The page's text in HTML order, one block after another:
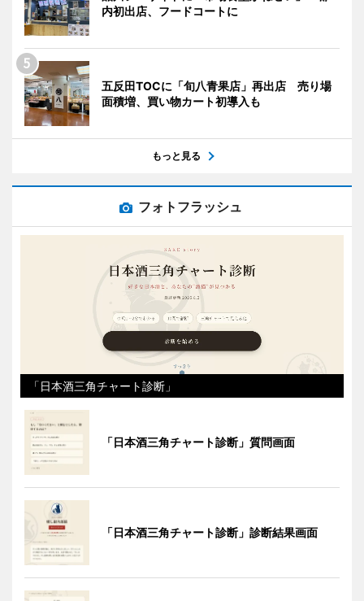
内初出店、フードコートに
五反田TOCに「旬八青果店」再出店 売り場
面積増、買い物カート初導入も
もっと見る
フォトフラッシュ
「日本酒三角チャート診断」
「日本酒三角チャート診断」質問画面
「日本酒三角チャート診断」診断結果画面